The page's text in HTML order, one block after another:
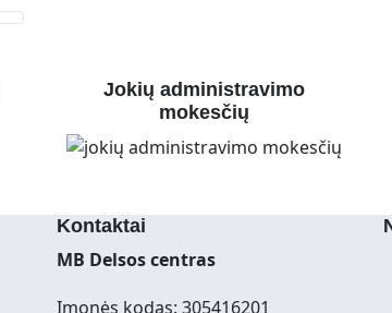
Jokių administravimo
mokesčių
Kontaktai
MB Delsos centras
Įmonės kodas: 305416201